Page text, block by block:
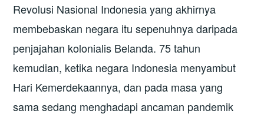
Revolusi Nasional Indonesia yang akhirnya
membebaskan negara itu sepenuhnya daripada
penjajahan kolonialis Belanda. 75 tahun
kemudian, ketika negara Indonesia menyambut
Hari Kemerdekaannya, dan pada masa yang
sama sedang menghadapi ancaman pandemik